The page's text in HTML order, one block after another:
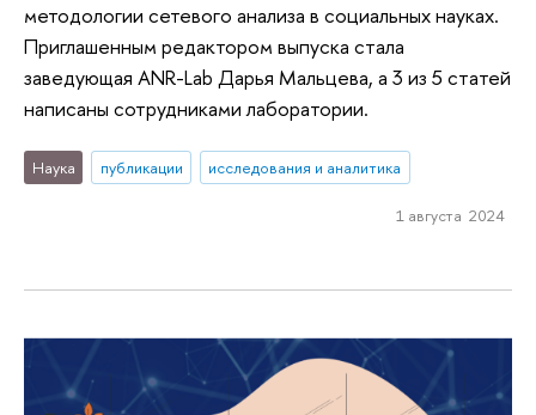
методологии сетевого анализа в социальных науках.
Приглашенным редактором выпуска стала
заведующая ANR-Lab Дарья Мальцева, а 3 из 5 статей
написаны сотрудниками лаборатории.
Наука публикации исследования и аналитика
1 августа 2024